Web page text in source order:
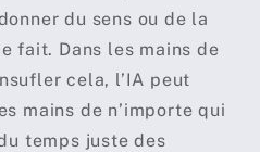
du sens ou de la
fait. Dans les mains de
cela, l’IA peut
mains de n’importe qui
temps juste des